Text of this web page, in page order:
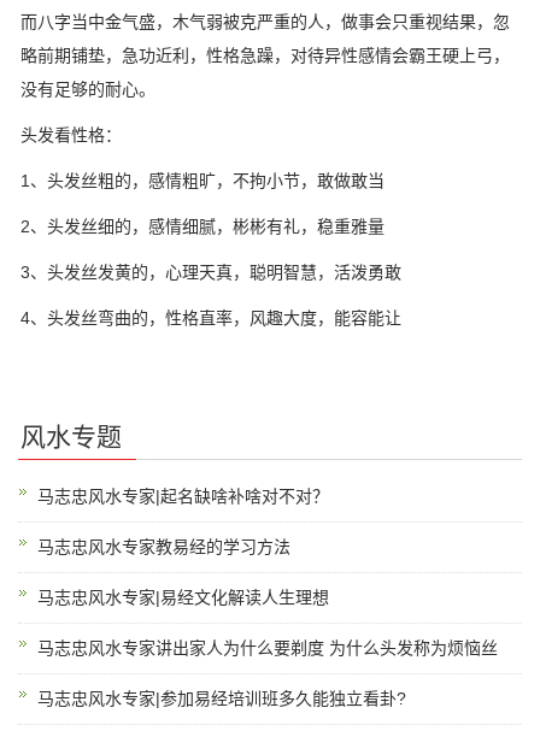
而八字当中金气盛，木气弱被克严重的人，做事会只重视结果，忽
略前期铺垫，急功近利，性格急躁，对待异性感情会霸王硬上弓，
没有足够的耐心。
头发看性格：
1、头发丝粗的，感情粗旷，不拘小节，敢做敢当
2、头发丝细的，感情细腻，彬彬有礼，稳重雅量
3、头发丝发黄的，心理天真，聪明智慧，活泼勇敢
4、头发丝弯曲的，性格直率，风趣大度，能容能让
风水专题
马志忠风水专家|起名缺啥补啥对不对？
马志忠风水专家教易经的学习方法
马志忠风水专家|易经文化解读人生理想
马志忠风水专家讲出家人为什么要剃度 为什么头发称为烦恼丝
马志忠风水专家|参加易经培训班多久能独立看卦?